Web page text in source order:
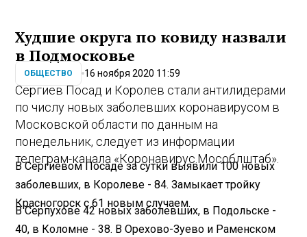
Худшие округа по ковиду назвали
в Подмосковье
ОБЩЕСТВО 16 ноября 2020 11:59
Сергиев Посад и Королев стали антилидерами
по числу новых заболевших коронавирусом в
Московской области по данным на
понедельник, следует из информации
телеграм-канала «Коронавирус.Мособлштаб».
В Сергиевом Посаде за сутки выявили 100 новых
заболевших, в Королеве - 84. Замыкает тройку
Красногорск с 61 новым случаем.
В Серпухове 42 новых заболевших, в Подольске -
40, в Коломне - 38. В Орехово-Зуево и Раменском